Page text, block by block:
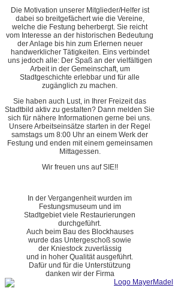
Die Motivation unserer Mitglieder/Helfer ist
dabei so breitgefächert wie die Vereine,
welche die Festung beherbergt. Sie reicht
vom Interesse an der historischen Bedeutung
der Anlage bis hin zum Erlernen neuer
handwerklicher Tätigkeiten. Eins verbindet
uns jedoch alle: Der Spaß an der vielfältigen
Arbeit in der Gemeinschaft, um
Stadtgeschichte erlebbar und für alle
zugänglich zu machen.
Sie haben auch Lust, in Ihrer Freizeit das
Stadtbild aktiv zu gestalten? Dann melden Sie
sich für nähere Informationen gerne bei uns.
Unsere Arbeitseinsätze starten in der Regel
samstags um 8:00 Uhr an einem Werk der
Festung und enden mit einem gemeinsamen
Mittagessen.
Wir freuen uns auf SIE!!
In der Vergangenheit wurden im
Festungsmuseum und im
Stadtgebiet viele Restaurierungen
durchgeführt.
Auch beim Bau des Blockhauses
wurde das Untergeschoß sowie
der Kniestock zuverlässig
und in hoher Qualität ausgeführt.
Dafür und für die Unterstützung
danken wir der Firma